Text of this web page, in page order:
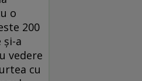
o
200
a
vedere
cu